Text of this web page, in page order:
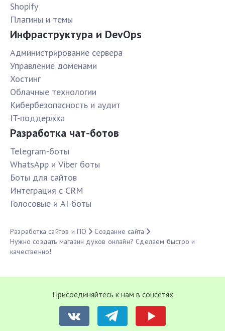
Shopify
Плагины и темы
Инфраструктура и DevOps
Администрирование сервера
Управление доменами
Хостинг
Облачные технологии
Кибербезопасность и аудит
IT-поддержка
Разработка чат-ботов
Telegram-боты
WhatsApp и Viber боты
Боты для сайтов
Интеграция с CRM
Голосовые и AI-боты
Разработка сайтов и ПО
Создание сайта
Нужно создать магазин духов онлайн? Сделаем быстро и
качественно!
Присоединяйтесь к нам в соцсетях